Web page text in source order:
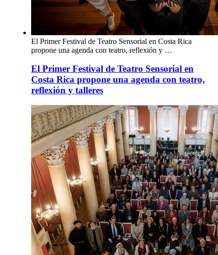
El Primer Festival de Teatro Sensorial en Costa Rica
propone una agenda con teatro, reflexión y …
El Primer Festival de Teatro Sensorial en
Costa Rica propone una agenda con teatro,
reflexión y talleres